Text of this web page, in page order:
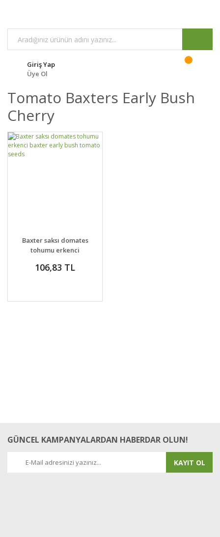
Giriş Yap
Üye Ol
Tomato Baxters Early Bush
Cherry
DETAYLAR SEPETE EKLE
Baxter saksı domates
tohumu erkenci
tomato seeds
106,83 TL
GÜNCEL KAMPANYALARDAN HABERDAR OLUN!
KAYIT OL